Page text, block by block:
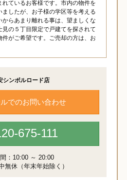
ているお客様です。市内の物件を
ましたが、お子様の学区等を考える
からあまり離れる事は、望ましくな
見の５丁目限定で戸建てを探されて
件がご希望です。ご売却の方は、お
シンボルロード店
ルでのお問い合わせ
675-111
：10:00 ～ 20:00
無休（年末年始除く）